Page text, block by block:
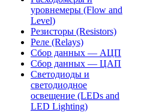
уровнемеры (Flow and
Level)
Резисторы (Resistors)
Реле (Relays)
Сбор данных — АЦП
Сбор данных — ЦАП
Светодиоды и
светодиодное
освещение (LEDs and
LED Lighting)